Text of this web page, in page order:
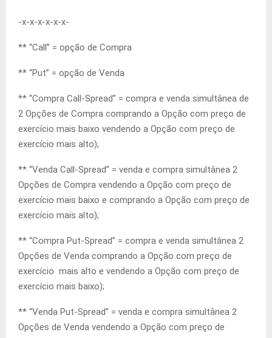
-x-x-x-x-x-x-
** “Call” = opção de Compra
** “Put” = opção de Venda
** “Compra Call-Spread” = compra e venda simultânea de
2 Opções de Compra comprando a Opção com preço de
exercício mais baixo vendendo a Opção com preço de
exercício mais alto);
** “Venda Call-Spread” = venda e compra simultânea 2
Opções de Compra vendendo a Opção com preço de
exercício mais baixo e comprando a Opção com preço de
exercício mais alto);
** “Compra Put-Spread” = compra e venda simultânea 2
Opções de Venda comprando a Opção com preço de
exercício mais alto e vendendo a Opção com preço de
exercício mais baixo);
** “Venda Put-Spread” = venda e compra simultânea 2
Opções de Venda vendendo a Opção com preço de